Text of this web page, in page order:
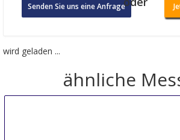
Senden Sie uns eine Anfrage
wird geladen ...
ähnliche